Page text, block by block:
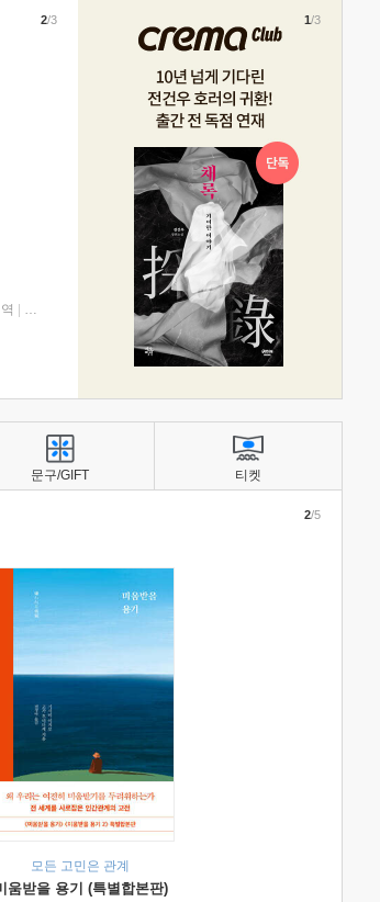
디플롯
2/3 1/3
모든 고민은 관계
움받을 용기 (특별합본판)
2/5
문구/GIFT 티켓